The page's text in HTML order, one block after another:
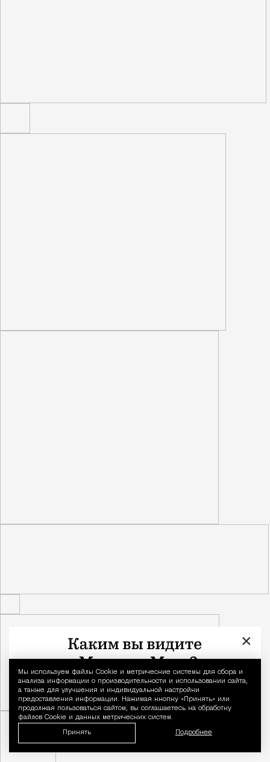
Уведомление
Мы используем файлы Сookie и метрические системы для сбора и
анализа информации о производительности и использовании сайта,
а также для улучшения и индивидуальной настройки
предоставления информации. Нажимая кнопку «Принять» или
продолжая пользоваться сайтом, вы соглашаетесь на обработку
файлов Cookie и данных метрических систем.
Принять Подробнее
×